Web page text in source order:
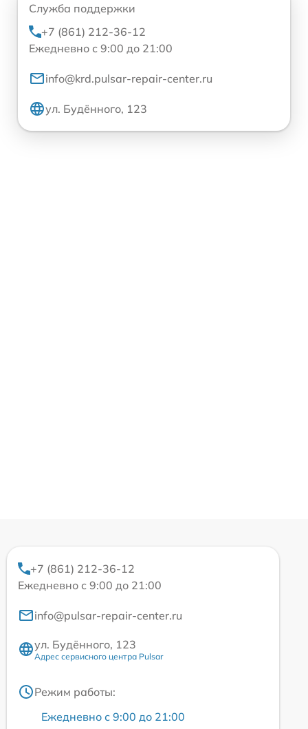
Служба поддержки
+7 (861) 212-36-12
Ежедневно с 9:00 до 21:00
info@krd.pulsar-repair-center.ru
ул. Будённого, 123
+7 (861) 212-36-12
Ежедневно с 9:00 до 21:00
info@pulsar-repair-center.ru
ул. Будённого, 123
Адрес сервисного центра Pulsar
Режим работы:
Ежедневно с 9:00 до 21:00